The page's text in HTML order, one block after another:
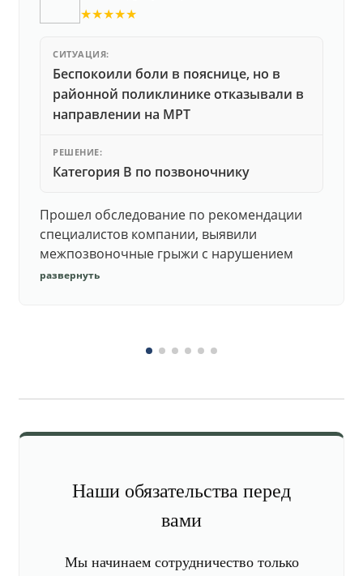
★★★★★
СИТУАЦИЯ:
Беспокоили боли в пояснице, но в
районной поликлинике отказывали в
направлении на МРТ
РЕШЕНИЕ:
Категория В по позвоночнику
Прошел обследование по рекомендации
специалистов компании, выявили
межпозвоночные грыжи с нарушением
функций. Юристы подготовили документы,
развернуть
Наши обязательства перед
вами
Мы начинаем сотрудничество только